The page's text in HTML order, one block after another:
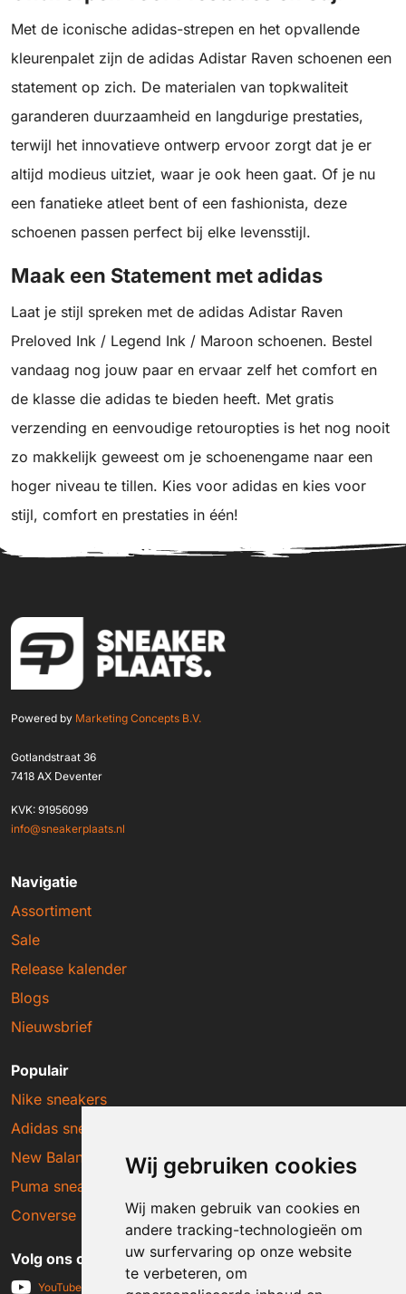
Wij gebruiken cookies
Wij maken gebruik van cookies en
andere tracking-technologieën om
uw surfervaring op onze website
te verbeteren, om
Met de iconische adidas-strepen en het opvallende
kleurenpalet zijn de adidas Adistar Raven schoenen een
statement op zich. De materialen van topkwaliteit
garanderen duurzaamheid en langdurige prestaties,
terwijl het innovatieve ontwerp ervoor zorgt dat je er
altijd modieus uitziet, waar je ook heen gaat. Of je nu
een fanatieke atleet bent of een fashionista, deze
schoenen passen perfect bij elke levensstijl.
Maak een Statement met adidas
Laat je stijl spreken met de adidas Adistar Raven
Preloved Ink / Legend Ink / Maroon schoenen. Bestel
vandaag nog jouw paar en ervaar zelf het comfort en
de klasse die adidas te bieden heeft. Met gratis
verzending en eenvoudige retouropties is het nog nooit
zo makkelijk geweest om je schoenengame naar een
hoger niveau te tillen. Kies voor adidas en kies voor
stijl, comfort en prestaties in één!
Powered by Marketing Concepts B.V.
Gotlandstraat 36
7418 AX Deventer
KVK: 91956099
info@sneakerplaats.nl
Navigatie
Assortiment
Sale
Release kalender
Blogs
Nieuwsbrief
Populair
Nike sneakers
Adidas sneakers
New Balance sneakers
Puma sneakers
Converse sneakers
Volg ons op social media
YouTube